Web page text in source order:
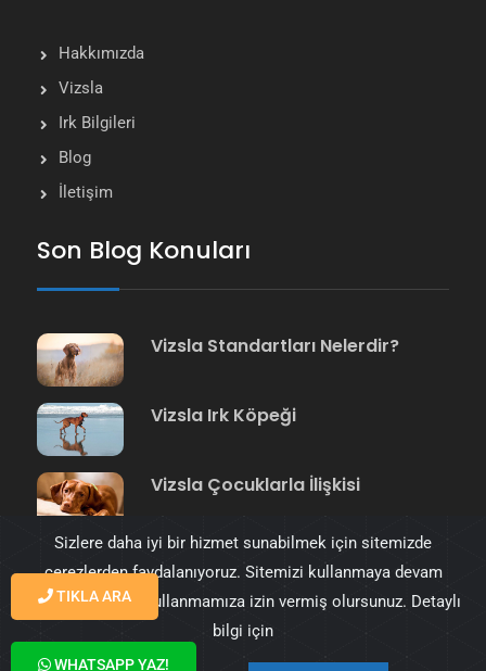
Hakkımızda
Vizsla
Irk Bilgileri
Blog
İletişim
Son Blog Konuları
Vizsla Standartları Nelerdir?
Vizsla Irk Köpeği
Vizsla Çocuklarla İlişkisi
© 2023 Vizsla Türkiye tüm hakkı saklıdır. Tasarım
TIKLA ARA
WHATSAPP YAZ!
Sizlere daha iyi bir hizmet sunabilmek için sitemizde
çerezlerden faydalanıyoruz. Sitemizi kullanmaya devam
ederek çerezleri kullanmamıza izin vermiş olursunuz. Detaylı
bilgi için